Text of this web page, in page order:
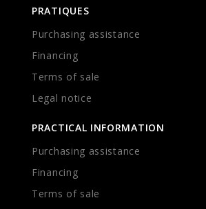
PRATIQUES
Purchasing assistance
Financing
Terms of sale
Legal notice
PRACTICAL INFORMATION
Purchasing assistance
Financing
Terms of sale